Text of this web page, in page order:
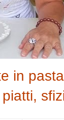
in